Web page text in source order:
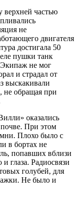
верхней частью
не
двигателя
достигала 50
пушки танк
не мог
и страдал от
выскакивали
не обращая при
оказались
При этом
Плохо было с
в бортах не
попавших вблизи
глаза. Радиосвязи
голубей, для
Не было и